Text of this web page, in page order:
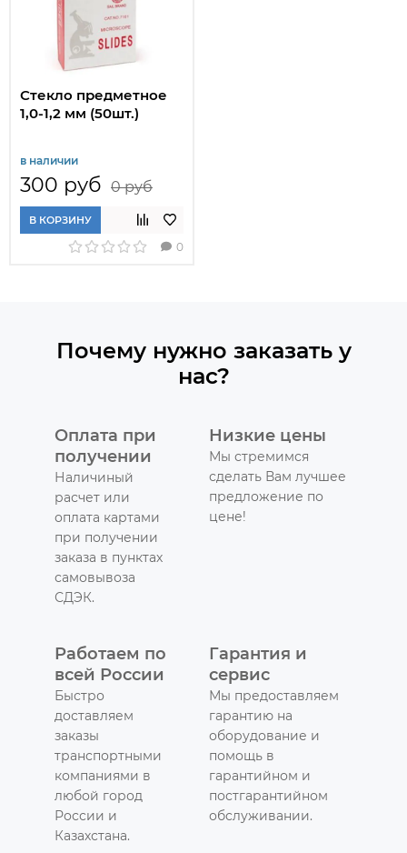
Стекло предметное
1,0-1,2 мм (50шт.)
в наличии
300 руб 0 руб
В КОРЗИНУ
0
Почему нужно заказать у
нас?
Оплата при
получении
Наличиный
расчет или
оплата картами
при получении
заказа в пунктах
самовывоза
СДЭК.
Низкие цены
Мы стремимся
сделать Вам лучшее
предложение по
цене!
Работаем по
всей России
Быстро
доставляем
заказы
транспортными
компаниями в
любой город
России и
Казахстана.
Гарантия и
сервис
Мы предоставляем
гарантию на
оборудование и
помощь в
гарантийном и
постгарантийном
обслуживании.